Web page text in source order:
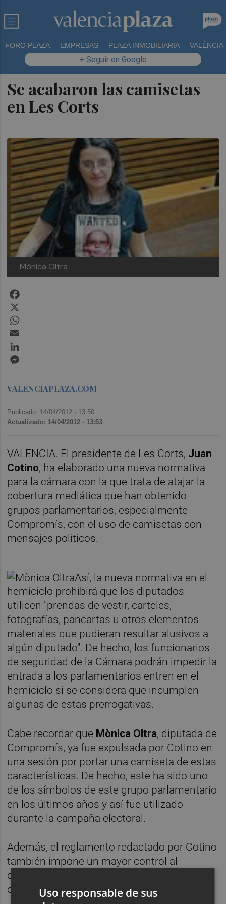
FORO PLAZA EMPRESAS PLAZA INMOBILIARIA VALÈNCIA
+ Seguir en Google
Se acabaron las camisetas
en Les Corts
Mònica Oltra
VALENCIAPLAZA.COM
Publicado: 14/04/2012 · 13:50
Actualizado: 14/04/2012 · 13:53
VALENCIA. El presidente de Les Corts, Juan
Cotino, ha elaborado una nueva normativa
para la cámara con la que trata de atajar la
cobertura mediática que han obtenido
grupos parlamentarios, especialmente
Compromís, con el uso de camisetas con
mensajes políticos.
Así, la nueva normativa en el
hemiciclo prohibirá que los diputados
utilicen "prendas de vestir, carteles,
fotografías, pancartas u otros elementos
materiales que pudieran resultar alusivos a
algún diputado". De hecho, los funcionarios
de seguridad de la Cámara podrán impedir la
entrada a los parlamentarios entren en el
hemiciclo si se considera que incumplen
algunas de estas prerrogativas.
Cabe recordar que Mònica Oltra, diputada de
Compromís, ya fue expulsada por Cotino en
una sesión por portar una camiseta de estas
características. De hecho, este ha sido uno
de los símbolos de este grupo parlamentario
en los últimos años y así fue utilizado
durante la campaña electoral.
Además, el reglamento redactado por Cotino
también impone un mayor control al
comportamiento de los invitados en la
cámara valenciana.
Uso responsable de sus